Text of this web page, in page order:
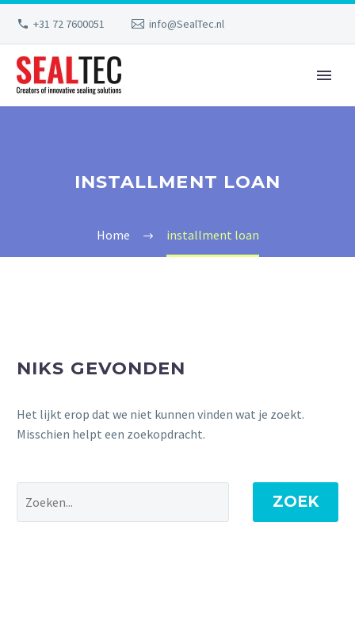
+31 72 7600051 info@SealTec.nl
INSTALLMENT LOAN
Home installment loan
NIKS GEVONDEN
Het lijkt erop dat we niet kunnen vinden wat je zoekt.
Misschien helpt een zoekopdracht.
ZOEK